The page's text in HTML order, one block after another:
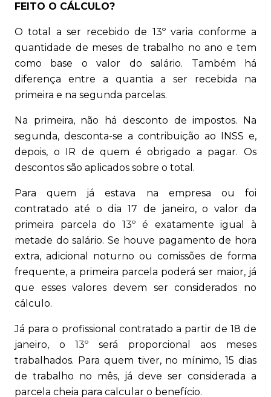
FEITO O CÁLCULO?
O total a ser recebido de 13º varia conforme a
quantidade de meses de trabalho no ano e tem
como base o valor do salário. Também há
diferença entre a quantia a ser recebida na
primeira e na segunda parcelas.
Na primeira, não há desconto de impostos. Na
segunda, desconta-se a contribuição ao INSS e,
depois, o IR de quem é obrigado a pagar. Os
descontos são aplicados sobre o total.
Para quem já estava na empresa ou foi
contratado até o dia 17 de janeiro, o valor da
primeira parcela do 13º é exatamente igual à
metade do salário. Se houve pagamento de hora
extra, adicional noturno ou comissões de forma
frequente, a primeira parcela poderá ser maior, já
que esses valores devem ser considerados no
cálculo.
Já para o profissional contratado a partir de 18 de
janeiro, o 13º será proporcional aos meses
trabalhados. Para quem tiver, no mínimo, 15 dias
de trabalho no mês, já deve ser considerada a
parcela cheia para calcular o benefício.